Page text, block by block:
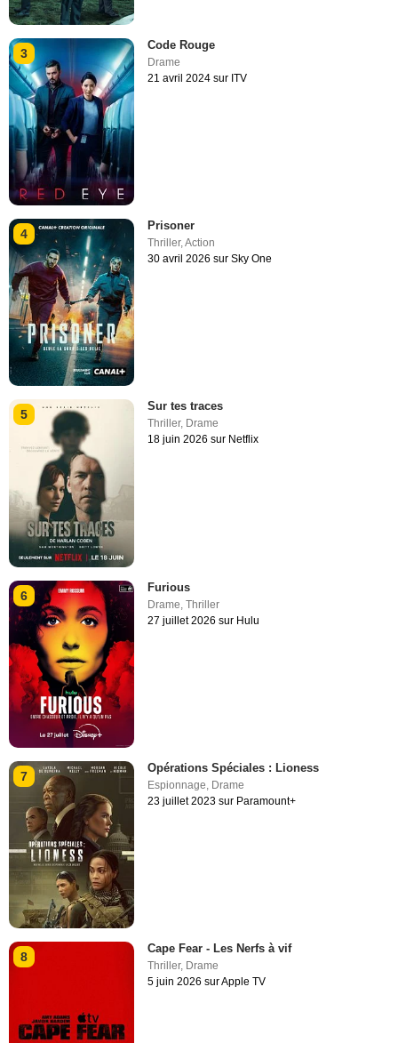
3
Code Rouge
Drame
21 avril 2024 sur ITV
4
Prisoner
Thriller,Action
30 avril 2026 sur Sky One
5
Sur tes traces
Thriller, Drame
18 juin 2026 sur Netflix
6
Furious
Drame ,Thriller
27 juillet 2026 sur Hulu
7
Opérations Spéciales : Lioness
Espionnage, Drame
23 juillet 2023 sur Paramount+
8
Cape Fear - Les Nerfs à vif
Thriller, Drame
5 juin 2026 sur Apple TV